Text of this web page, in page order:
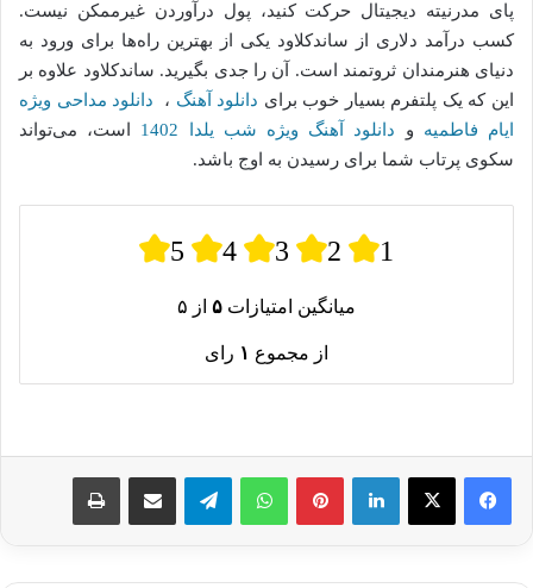
پای مدرنیته دیجیتال حرکت کنید، پول درآوردن غیرممکن نیست.
کسب درآمد دلاری از ساندکلاود یکی از بهترین راه‌ها برای ورود به
دنیای هنرمندان ثروتمند است. آن را جدی بگیرید. ساندکلاود علاوه بر
این که یک پلتفرم بسیار خوب برای دانلود آهنگ ، دانلود مداحی ویژه
ایام فاطمیه و دانلود آهنگ ویژه شب یلدا 1402
است، می‌تواند
سکوی پرتاب شما برای رسیدن به اوج باشد.
5 4 3 2 1
میانگین امتیازات ۵ از ۵
از مجموع ۱ رای
لینکدین پینترستواتس آپ تلگرام اشتراک گذاری از طریق ایمیل چاپ